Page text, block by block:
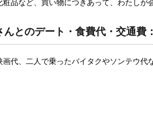
品など、買い物につきあって、わたしが
んとのデート・食費代・交通費
代、二人で乗ったバイタクやソンテウ代